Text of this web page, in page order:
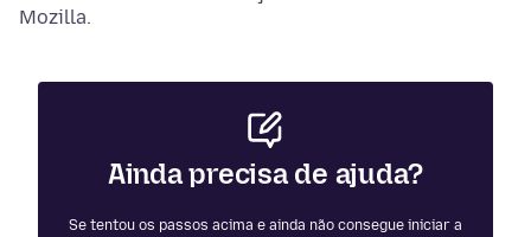
Mozilla.
Ainda precisa de ajuda?
Se tentou os passos acima e ainda não consegue iniciar a